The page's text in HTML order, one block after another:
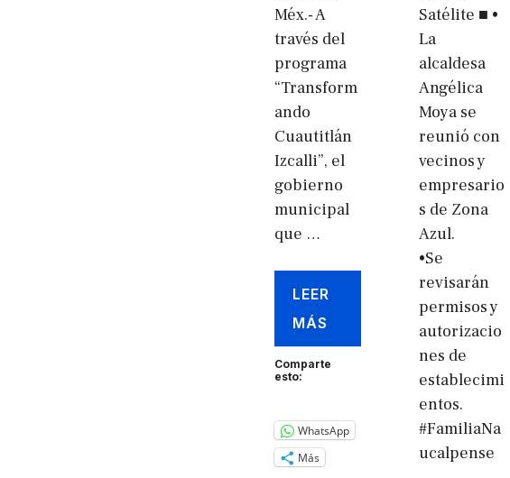
Méx.- A
través del
programa
“Transform
ando
Cuautitlán
Izcalli”, el
gobierno
municipal
que …
LEER
MÁS
Comparte
esto:
WhatsApp
Más
Satélite ■ •
La
alcaldesa
Angélica
Moya se
reunió con
vecinos y
empresario
s de Zona
Azul.
•Se
revisarán
permisos y
autorizacio
nes de
establecimi
entos.
#FamiliaNa
ucalpense